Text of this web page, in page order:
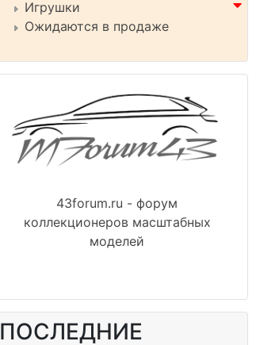
Игрушки
Ожидаются в продаже
43forum.ru - форум
коллекционеров масштабных
моделей
ПОСЛЕДНИЕ